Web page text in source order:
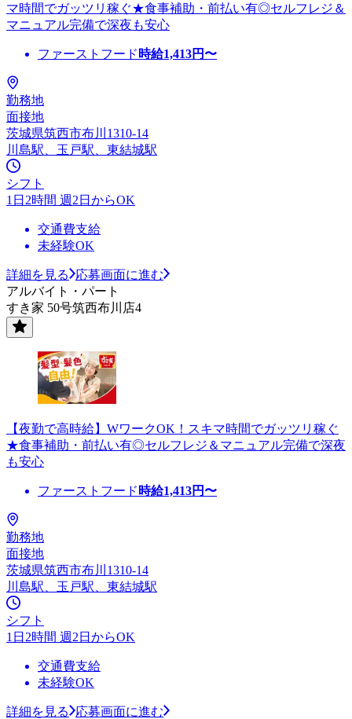
マ時間でガッツリ稼ぐ★食事補助・前払い有◎セルフレジ＆
マニュアル完備で深夜も安心
ファーストフード 時給1,413円〜
勤務地
面接地
茨城県筑西市布川1310-14
川島駅、玉戸駅、東結城駅
シフト
1日2時間 週2日からOK
交通費支給
未経験OK
詳細を見る
応募画面に進む
アルバイト・パート
すき家 50号筑西布川店4
【夜勤で高時給】WワークOK！スキマ時間でガッツリ稼ぐ
★食事補助・前払い有◎セルフレジ＆マニュアル完備で深夜
も安心
ファーストフード 時給1,413円〜
勤務地
面接地
茨城県筑西市布川1310-14
川島駅、玉戸駅、東結城駅
シフト
1日2時間 週2日からOK
交通費支給
未経験OK
詳細を見る
応募画面に進む